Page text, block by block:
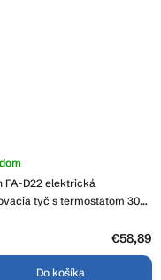
FA-D22 elektrická
tyč s termostatom 300
W955-0300-70
€58,89
Do košíka